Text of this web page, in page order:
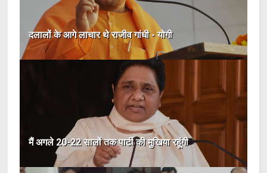
दलालों के आगे लाचार थे राजीव गांधी - योगी
मैं अगले 20-22 सालों तक पार्टी की मुखिया रहूंगी